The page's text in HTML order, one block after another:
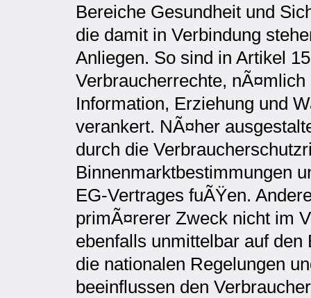
Bereiche Gesundheit und
die damit in Verbindung
Anliegen. So sind in Artikel
Verbraucherrechte, nÃ¤mlich
Information, Erziehung und
verankert. NÃ¤her
durch die
Binnenmarktbestimmungen
EG-Vertrages fuÃŸen.
primÃ¤rerer Zweck nicht im
ebenfalls unmittelbar auf
die nationalen Regelungen
beeinflussen den